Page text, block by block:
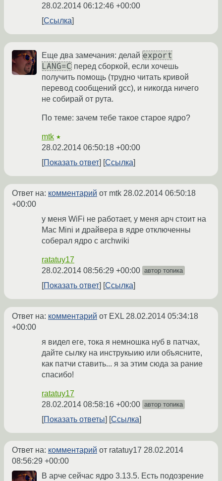
28.02.2014 06:12:46 +00:00
Ссылка
Еще два замечания: делай export
LANG=C перед сборкой, если хочешь
получить помощь (трудно читать кривой
перевод сообщений gcc), и никогда ничего
не собирай от рута.
По теме: зачем тебе такое старое ядро?
mtk ★
28.02.2014 06:50:18 +00:00
Показать ответ
Ссылка
Ответ на: комментарий от mtk 28.02.2014 06:50:18
+00:00
у меня WiFi не работает, у меня арч стоит на
Mac Mini и драйвера в ядре отключенны
соберал ядро с archwiki
ratatuy17
28.02.2014 08:56:29 +00:00 автор топика
Показать ответ Ссылка
Ответ на: комментарий от EXL28.02.2014 05:34:18
+00:00
я видел еге, тока я немношка нуб в патчах,
дайте сылку на инструкыию или объясните,
как патчи ставить... я за этим сюда за рание
спасибо!
ratatuy17
28.02.2014 08:58:16 +00:00 автор топика
Показать ответы Ссылка
Ответ на: комментарий от ratatuy17 28.02.2014
08:56:29 +00:00
В арче сейчас ядро 3.13.5. Есть подозрение